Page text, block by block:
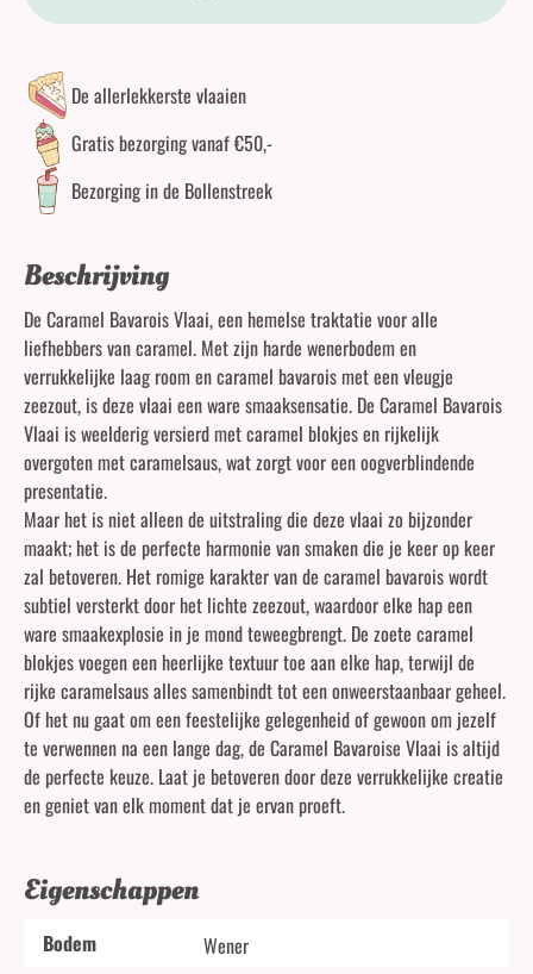
De allerlekkerste vlaaien
Gratis bezorging vanaf €50,-
Bezorging in de Bollenstreek
Beschrijving
De Caramel Bavarois Vlaai, een hemelse traktatie voor alle
liefhebbers van caramel. Met zijn harde wenerbodem en
verrukkelijke laag room en caramel bavarois met een vleugje
zeezout, is deze vlaai een ware smaaksensatie. De Caramel Bavarois
Vlaai is weelderig versierd met caramel blokjes en rijkelijk
overgoten met caramelsaus, wat zorgt voor een oogverblindende
presentatie.
Maar het is niet alleen de uitstraling die deze vlaai zo bijzonder
maakt; het is de perfecte harmonie van smaken die je keer op keer
zal betoveren. Het romige karakter van de caramel bavarois wordt
subtiel versterkt door het lichte zeezout, waardoor elke hap een
ware smaakexplosie in je mond teweegbrengt. De zoete caramel
blokjes voegen een heerlijke textuur toe aan elke hap, terwijl de
rijke caramelsaus alles samenbindt tot een onweerstaanbaar geheel.
Of het nu gaat om een feestelijke gelegenheid of gewoon om jezelf
te verwennen na een lange dag, de Caramel Bavaroise Vlaai is altijd
de perfecte keuze. Laat je betoveren door deze verrukkelijke creatie
en geniet van elk moment dat je ervan proeft.
Eigenschappen
Bodem
Wener